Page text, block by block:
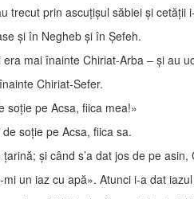
trecut prin ascuţişul săbiei şi cetăţii
şi în Negheb şi în Şefeh.
mai înainte Chiriat-Arba – şi au
Chiriat-Sefer.
soţie pe Acsa, fiica mea!»
soţie pe Acsa, fiica sa.
şi când s’a dat jos de pe
un iaz cu apă». Atunci i-a dat